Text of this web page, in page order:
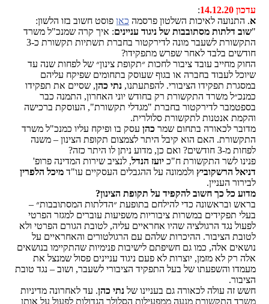
עדכון 14.12.20
:
א. התנועה לאיכות השלטון פרסמה כאן פוסט חשוב בזו הלשון:
"שוב דלתות מסתובבות של ניגוד עניינים: איך קרה שמנכ"ל משרד
התקשורת לשעבר מונה לדירקטור בחברת תשתיות תקשורת כ-3
חודשים בלבד לאחר שפרש מתפקידו?
החוק מחייב עובד ציבור לחכות ״תקופת צינון״ של לפחות שנה עד
שיוכל לעבוד בחברה או בגוף שעוסק בתחומים שפיקח עליהם
במסגרת תפקידו הציבורי. להפתעתנו, נתי כהן, שסיים את תפקידו
כמנכ״ל משרד התקשורת רק בחודש יוני האחרון, התמנה כבר
בספטמבר לדירקטור בחברת "מגדלי תקשורת", העוסקת ברכישה
והקמת אנטנות לתקשורת סלולרית.
מדובר לכאורה בתחום שמר כהן עסק בו ופיקח עליו כמנכ"ל משרד
התקשורת. האם הוא קיבל היתר לצמצום תקופת הצינון – משנה
לפחות מ-3 חודשים? ואם כן, מדוע ניתן לו היתר כזה?
פנינו לשר התקשורת ח"כ יועז הנדל, לנציב שירות המדינה פרופ'
דניאל הרשקוביץ ולממונה על ההגבלים העסקיים עו"ד מיכל הלפרין
לבירור העניין.
מדוע כל כך חשוב להקפיד על תקופת הצינון?
בראש ובראשונה כדי להילחם בתופעת ״הדלתות המסתובבות״ –
בעלי תפקידים במשרות ציבוריות משפיעות עוברים למגזר הפרטי
לפעול נגד הרגולציה שהיו אחראיים עליה, לטובת הגורם הפרטי ולא
לטובת הציבור. ההיכרות שלהם עם הרגולטורים והאחראיים על
נושאים אלה, כמו גם חשיפתם לישיבות פנימיות שהתקיימו בנושאים
אלה רק לא מזמן, יוצרות לא פעם ניגוד עניינים פסול שמנצל את
מעמדו והשפעתו של בעל התפקיד הציבורי לשעבר, ושוב – נגד טובת
הציבור.
חשש זה עולה לכאורה גם בעניינו של נתי כהן. עד לאחרונה מדיניות
משרד התקשורת מנעה ממפעילות הסלולר הגדולות לפעול על אותן